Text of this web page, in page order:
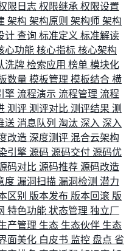
限日志 权限继承 权限设置
架构 架构原则 架构师 架构
计 查询 标准定义 标准解读
心功能 核心指标 核心架构
洗牌 检索应用 榜单 模块化
数量 模板管理 模板结合 横
擎 流程演示 流程管理 流程
测评 测评对比 测评结果 测
送 消息队列 淘汰 深入 深入
改造 深度测评 混合云架构
引擎 源码 源码交付 源码优
码对比 源码推荐 源码改造
度 漏洞扫描 漏洞检测 潜力
区别 版本发布 版本回滚 版
特色功能 状态管理 独立厂
产管理 生态 生态伙伴 生态
面美化 白皮书 监控 盘点 省